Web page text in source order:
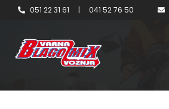
051 22 31 61 | 041 52 76 50